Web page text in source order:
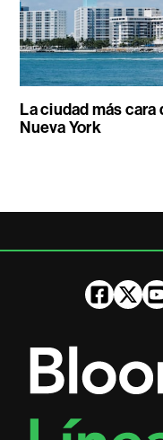
La ciudad más
Nueva York